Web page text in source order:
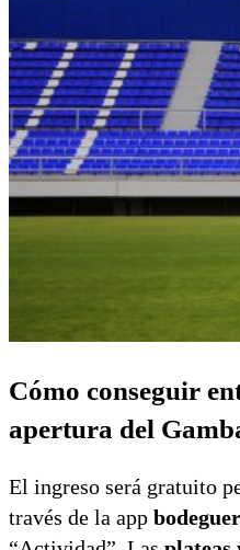
Cómo conseguir
apertura del
El ingreso será gratuito
través de la app